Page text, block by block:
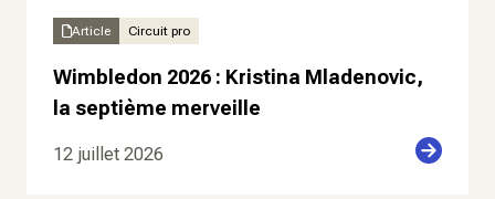
Article Circuit pro
Wimbledon 2026 : Kristina Mladenovic,
la septième merveille
12 juillet 2026